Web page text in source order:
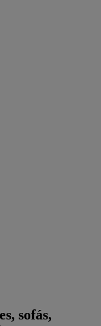
sofás,